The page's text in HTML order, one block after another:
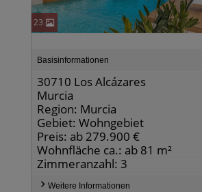
23
Basisinformationen
30710 Los Alcázares
Murcia
Region: Murcia
Gebiet: Wohngebiet
Preis: ab 279.900 €
Wohnfläche ca.: ab 81 m²
Zimmeranzahl: 3
Weitere Informationen